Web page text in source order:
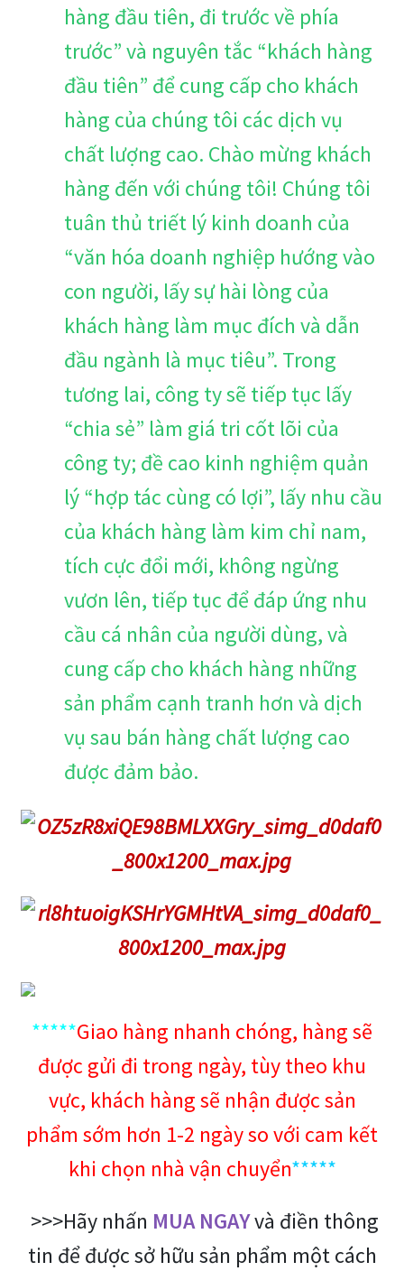
hàng đầu tiên, đi trước về phía
trước” và nguyên tắc “khách hàng
đầu tiên” để cung cấp cho khách
hàng của chúng tôi các dịch vụ
chất lượng cao. Chào mừng khách
hàng đến với chúng tôi! Chúng tôi
tuân thủ triết lý kinh doanh của
“văn hóa doanh nghiệp hướng vào
con người, lấy sự hài lòng của
khách hàng làm mục đích và dẫn
đầu ngành là mục tiêu”. Trong
tương lai, công ty sẽ tiếp tục lấy
“chia sẻ” làm giá tri cốt lõi của
công ty; đề cao kinh nghiệm quản
lý “hợp tác cùng có lợi”, lấy nhu cầu
của khách hàng làm kim chỉ nam,
tích cực đổi mới, không ngừng
vươn lên, tiếp tục để đáp ứng nhu
cầu cá nhân của người dùng, và
cung cấp cho khách hàng những
sản phẩm cạnh tranh hơn và dịch
vụ sau bán hàng chất lượng cao
được đảm bảo.
*****Giao hàng nhanh chóng, hàng sẽ
được gửi đi trong ngày, tùy theo khu
vực, khách hàng sẽ nhận được sản
phẩm sớm hơn 1-2 ngày so với cam kết
khi chọn nhà vận chuyển*****
>>>Hãy nhấn MUA NGAYvà điền thông
tin để được sở hữu sản phẩm một cách